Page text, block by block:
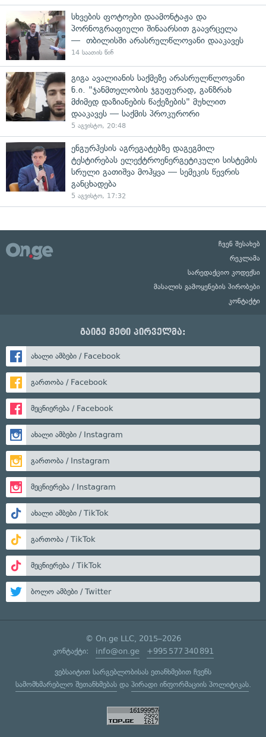
სხვების ფოტოები დაამონტაჟა და
პორნოგრაფიული შინაარსით გაავრცელა
— თბილისში არასრულწლოვანი დააკავეს
14 საათის წინ
გიგა ავალიანის საქმეზე არასრულწლოვანი
ნ.ი. "ჯანმთელობის ჯგუფურად, განზრახ
მძიმედ დაზიანების წაქეზების" მუხლით
დააკავეს — საქმის პროკურორი
5 აგვისტო, 20:48
ენგურჰესის აგრეგატებზე დაგეგმილ
ტესტირებას ელექტროენერგეტიკული სისტემის
სრული გათიშვა მოჰყვა — სემეკის წევრის
განცხადება
5 აგვისტო, 17:32
ჩვენ შესახებ
რეკლამა
სარედაქციო კოდექსი
მასალის გამოყენების პირობები
კონტაქტი
გაიგე მეტი პირველმა:
ახალი ამბები / Facebook
გართობა / Facebook
მეცნიერება / Facebook
ახალი ამბები / Instagram
გართობა / Instagram
მეცნიერება / Instagram
ახალი ამბები / TikTok
გართობა / TikTok
მეცნიერება / TikTok
ბოლო ამბები / Twitter
© On.ge LLC, 2015–2026
კონტაქტი: info@on.ge +995 577 340 891
ვებსაიტით სარგებლობისას ეთანხმებით ჩვენს
სამომხმარებლო შეთანხმებასდა პირადი ინფორმაციის პოლიტიკას.